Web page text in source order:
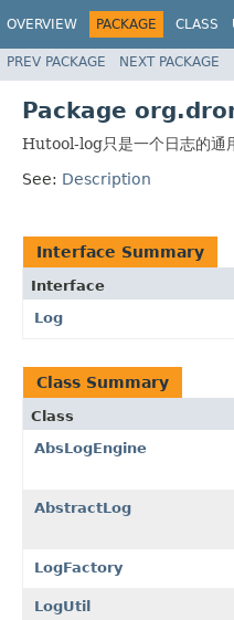
OVERVIEW PACKAGE CLASS
PREV PACKAGE NEXT PACKAGE
Package
Hutool-log只是一个日志的通
See: Description
Interface Summary
Interface
Log
Class Summary
Class
AbsLogEngine
AbstractLog
LogFactory
LogUtil